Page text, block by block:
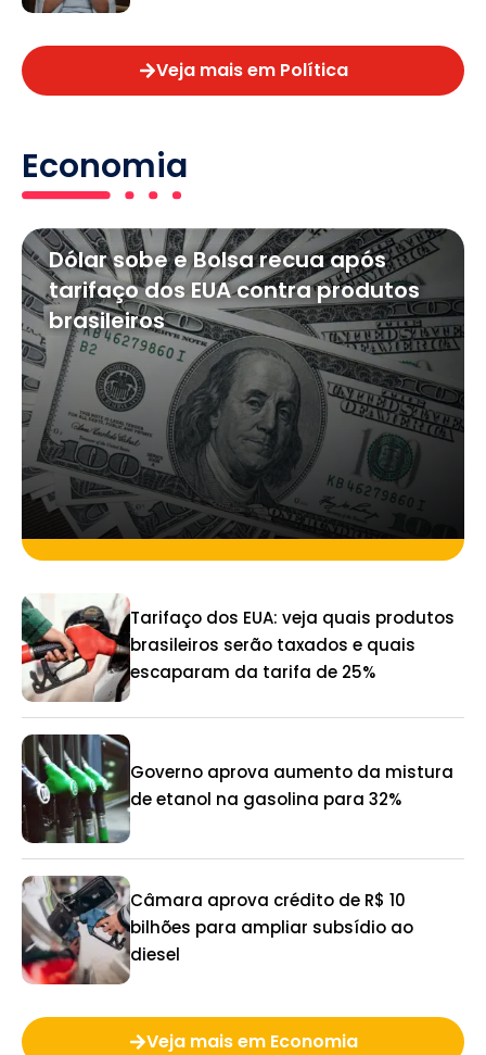
Veja mais em Política
Economia
Dólar sobe e Bolsa recua após
tarifaço dos EUA contra produtos
brasileiros
Tarifaço dos EUA: veja quais produtos
brasileiros serão taxados e quais
escaparam da tarifa de 25%
Governo aprova aumento da mistura
de etanol na gasolina para 32%
Câmara aprova crédito de R$ 10
bilhões para ampliar subsídio ao
diesel
Veja mais em Economia